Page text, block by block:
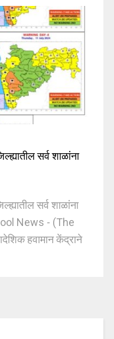
सर्व शाळांना
सर्व शाळांना
News - (The
हवामान केंद्राने